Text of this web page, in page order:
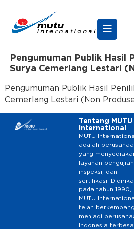
Pengumuman Publik Hasil
Surya Cemerlang Lestari
Pengumuman Publik Hasil
Cemerlang Lestari (Non
Tentang MUTU
International
MUTU International
adalah
yang
layanan pengujian,
inspeksi, dan
sertifikasi.
pada tahun 1990,
MUTU International
telah berkembang
menjadi
Indonesia